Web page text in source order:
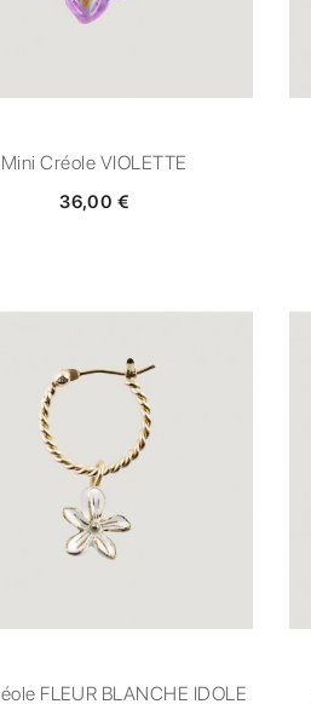
Mini Créole VIOLETTE
36,00 €
FLEUR BLANCHE IDOLE